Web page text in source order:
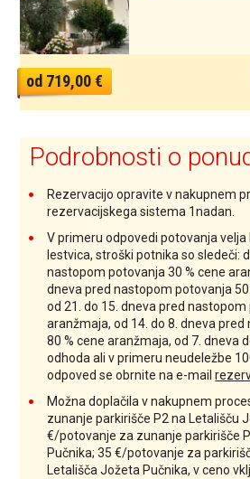
od 719,00 €
Podrobnosti o
Rezervacijo opravite v nakupnem
rezervacijskega sistema 1nadan.
V primeru odpovedi potovanja
lestvica, stroški potnika so sledeči:
nastopom potovanja 30 % cene
dneva pred nastopom potovanja
od 21. do 15. dneva pred
aranžmaja, od 14. do 8. dneva
80 % cene aranžmaja, od 7. dneva
odhoda ali v primeru neudeležbe
odpoved se obrnite na e-mail
Možna doplačila v nakupnem
zunanje parkirišče P2 na Letališču
€/potovanje za zunanje parkirišče
Pučnika; 35 €/potovanje za
Letališča Jožeta Pučnika, v ceno